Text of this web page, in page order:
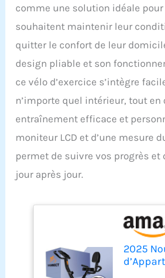
comme une solution idéale
souhaitent maintenir leur
quitter le confort de leur
design pliable et son
ce vélo d’exercice s’intègre
n’importe quel intérieur, tout en
entraînement efficace et
moniteur LCD et d’une mesure
permet de suivre vos progrès et
jour après jour.
2025